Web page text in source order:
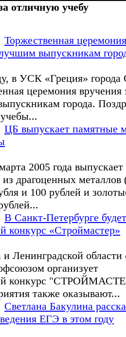
отличную учебу
Торжественная
выпускникам
в УСК «Греция»
церемония вручения
города.
ЦБ выпускает памятные
2005 года
драгоценных металлов
и 100 рублей и
В Санкт-Петербурге
конкурс «Строймастер»
Ленинградской области
организует
конкурс
также оказывают...
Светлана Бакулина
ЕГЭ в этом году